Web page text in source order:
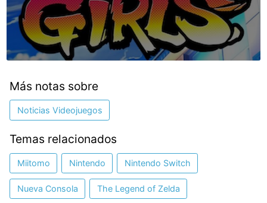
Más notas sobre
Noticias Videojuegos
Temas relacionados
Miitomo Nintendo Nintendo Switch
Nueva Consola The Legend of Zelda